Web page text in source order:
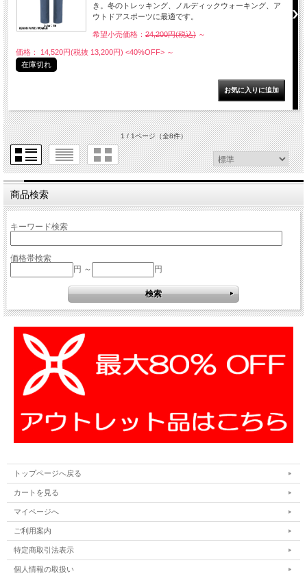
き。冬のトレッキング、ノルディックウォーキング、ア
ウトドアスポーツに最適です。
希望小売価格： 24,200円(税込) ～
価格： 14,520円(税抜 13,200円) <40%OFF> ～
在庫切れ
1 / 1ページ（全8件）
商品検索
キーワード検索
価格帯検索
円 ～
円
トップページへ戻る
カートを見る
マイページへ
ご利用案内
特定商取引法表示
個人情報の取扱い